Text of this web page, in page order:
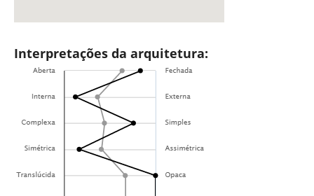
Interpretações da arquitetura: